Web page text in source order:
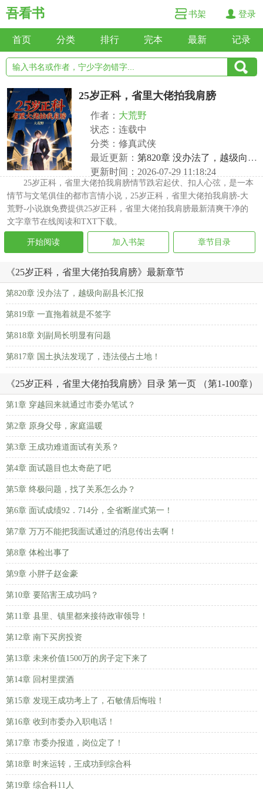
吾看书 书架 登录
首页 分类 排行 完本 最新 记录
25岁正科，省里大佬拍我肩膀
作者： 大荒野
状态：连载中
分类：修真武侠
最近更新： 第820章 没办法了，越级向副县长汇报
更新时间：2026-07-29 11:18:24
25岁正科，省里大佬拍我肩膀情节跌宕起伏、扣人心弦，是一本
情节与文笔俱佳的都市言情小说，25岁正科，省里大佬拍我肩膀-大
荒野-小说旗免费提供25岁正科，省里大佬拍我肩膀最新清爽干净的
文字章节在线阅读和TXT下载。
开始阅读 加入书架 章节目录
《25岁正科，省里大佬拍我肩膀》最新章节
第820章 没办法了，越级向副县长汇报
第819章 一直拖着就是不签字
第818章 刘副局长明显有问题
第817章 国土执法发现了，违法侵占土地！
《25岁正科，省里大佬拍我肩膀》目录 第一页 （第1-100章）
第1章 穿越回来就通过市委办笔试？
第2章 原身父母，家庭温暖
第3章 王成功难道面试有关系？
第4章 面试题目也太奇葩了吧
第5章 终极问题，找了关系怎么办？
第6章 面试成绩92．714分，全省断崖式第一！
第7章 万万不能把我面试通过的消息传出去啊！
第8章 体检出事了
第9章 小胖子赵金豪
第10章 要陷害王成功吗？
第11章 县里、镇里都来接待政审领导！
第12章 南下买房投资
第13章 未来价值1500万的房子定下来了
第14章 回村里摆酒
第15章 发现王成功考上了，石敏倩后悔啦！
第16章 收到市委办入职电话！
第17章 市委办报道，岗位定了！
第18章 时来运转，王成功到综合科
第19章 综合科11人